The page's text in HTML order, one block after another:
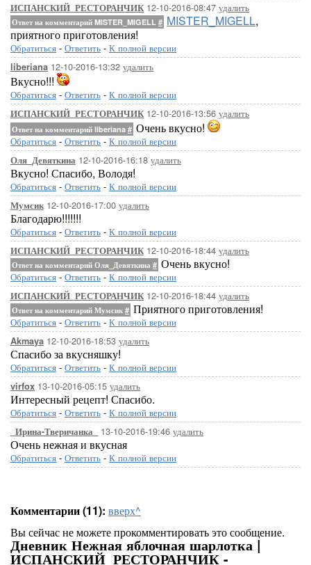
ИСПАНСКИЙ_РЕСТОРАНЧИК12-10-2016-08:47 удалить
Ответ на комментарий MISTER_MIGELL # MISTER_MIGELL,
приятного приготовления!
Обратиться - Ответить - К полной версии
liberiana 12-10-2016-13:32 удалить
Вкусно!!!
Обратиться - Ответить - К полной версии
ИСПАНСКИЙ_РЕСТОРАНЧИК12-10-2016-13:56 удалить
Ответ на комментарий liberiana # Очень вкусно!
Обратиться - Ответить - К полной версии
Оля_Девяткина 12-10-2016-16:18 удалить
Вкусно! Спасибо, Володя!
Обратиться - Ответить - К полной версии
Мумсик12-10-2016-17:00 удалить
Благодарю!!!!!!!
Обратиться - Ответить - К полной версии
ИСПАНСКИЙ_РЕСТОРАНЧИК12-10-2016-18:44 удалить
Ответ на комментарий Оля_Девяткина # Очень вкусно!
Обратиться - Ответить - К полной версии
ИСПАНСКИЙ_РЕСТОРАНЧИК12-10-2016-18:44 удалить
Ответ на комментарий Мумсик # Приятного приготовления!
Обратиться - Ответить - К полной версии
Akmaya 12-10-2016-18:53 удалить
Спасибо за вкусняшку!
Обратиться - Ответить - К полной версии
virfox 13-10-2016-05:15 удалить
Интересный рецепт! Спасибо.
Обратиться - Ответить - К полной версии
_Ирина-Тверичанка_ 13-10-2016-19:46 удалить
Очень нежная и вкусная
Обратиться - Ответить - К полной версии
Комментарии (11): вверх^
Вы сейчас не можете прокомментировать это сообщение.
Дневник Нежная яблочная шарлотка |
ИСПАНСКИЙ_РЕСТОРАНЧИК -